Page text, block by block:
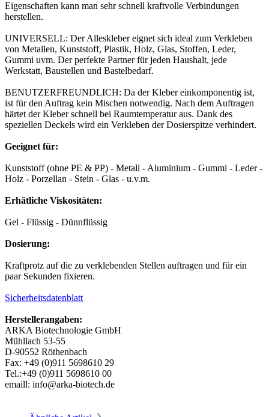
Eigenschaften kann man sehr schnell kraftvolle Verbindungen
herstellen.
UNIVERSELL: Der Alleskleber eignet sich ideal zum Verkleben
von Metallen, Kunststoff, Plastik, Holz, Glas, Stoffen, Leder,
Gummi uvm. Der perfekte Partner für jeden Haushalt, jede
Werkstatt, Baustellen und Bastelbedarf.
BENUTZERFREUNDLICH: Da der Kleber einkomponentig ist,
ist für den Auftrag kein Mischen notwendig. Nach dem Auftragen
härtet der Kleber schnell bei Raumtemperatur aus. Dank des
speziellen Deckels wird ein Verkleben der Dosierspitze verhindert.
Geeignet für:
Kunststoff (ohne PE & PP) - Metall - Aluminium - Gummi - Leder -
Holz - Porzellan - Stein - Glas - u.v.m.
Erhätliche Viskositäten:
Gel - Flüssig - Dünnflüssig
Dosierung:
Kraftprotz auf die zu verklebenden Stellen auftragen und für ein
paar Sekunden fixieren.
Sicherheitsdatenblatt
Herstellerangaben:
ARKA Biotechnologie GmbH
Mühllach 53-55
D-90552 Röthenbach
Fax: +49 (0)911 5698610 29
Tel.:+49 (0)911 5698610 00
emaill: info@arka-biotech.de